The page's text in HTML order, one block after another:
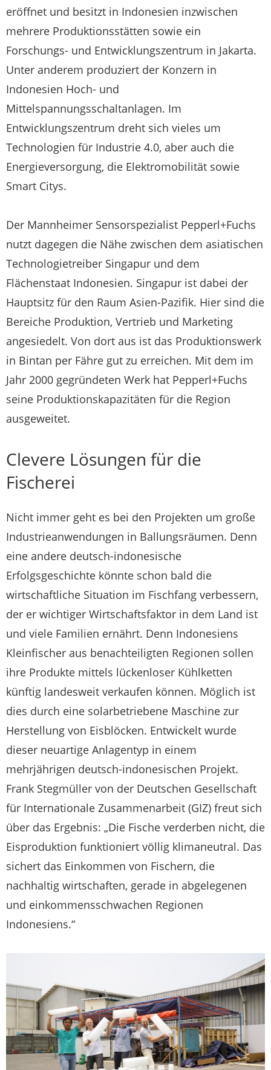
eröffnet und besitzt in Indonesien inzwischen
mehrere Produktionsstätten sowie ein
Forschungs- und Entwicklungszentrum in Jakarta.
Unter anderem produziert der Konzern in
Indonesien Hoch- und
Mittelspannungsschaltanlagen. Im
Entwicklungszentrum dreht sich vieles um
Technologien für Industrie 4.0, aber auch die
Energieversorgung, die Elektromobilität sowie
Smart Citys.
Der Mannheimer Sensorspezialist Pepperl+Fuchs
nutzt dagegen die Nähe zwischen dem asiatischen
Technologietreiber Singapur und dem
Flächenstaat Indonesien. Singapur ist dabei der
Hauptsitz für den Raum Asien-Pazifik. Hier sind die
Bereiche Produktion, Vertrieb und Marketing
angesiedelt. Von dort aus ist das Produktionswerk
in Bintan per Fähre gut zu erreichen. Mit dem im
Jahr 2000 gegründeten Werk hat Pepperl+Fuchs
seine Produktionskapazitäten für die Region
ausgeweitet.
Clevere Lösungen für die
Fischerei
Nicht immer geht es bei den Projekten um große
Industrieanwendungen in Ballungsräumen. Denn
eine andere deutsch-indonesische
Erfolgsgeschichte könnte schon bald die
wirtschaftliche Situation im Fischfang verbessern,
der er wichtiger Wirtschaftsfaktor in dem Land ist
und viele Familien ernährt. Denn Indonesiens
Kleinfischer aus benachteiligten Regionen sollen
ihre Produkte mittels lückenloser Kühlketten
künftig landesweit verkaufen können. Möglich ist
dies durch eine solarbetriebene Maschine zur
Herstellung von Eisblöcken. Entwickelt wurde
dieser neuartige Anlagentyp in einem
mehrjährigen deutsch-indonesischen Projekt.
Frank Stegmüller von der Deutschen Gesellschaft
für Internationale Zusammenarbeit (GIZ) freut sich
über das Ergebnis: „Die Fische verderben nicht, die
Eisproduktion funktioniert völlig klimaneutral. Das
sichert das Einkommen von Fischern, die
nachhaltig wirtschaften, gerade in abgelegenen
und einkommensschwachen Regionen
Indonesiens.“